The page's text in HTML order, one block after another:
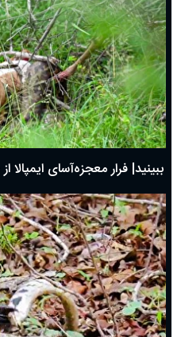
ببینید| فرار معجزه‌آسای